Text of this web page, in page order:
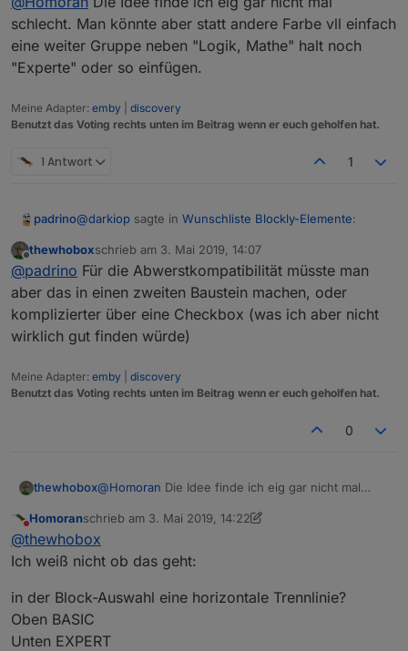
ein Icon oder die Farbe schraffiert (übertrieben!) an
den Block basteln damit ein Einsteiger diese Blöcke
erst einmal meidet?
schlecht. Man könnte aber statt andere Farbe vll einfach
eine weiter Gruppe neben "Logik, Mathe" halt noch
"Experte" oder so einfügen.
Meine Adapter: emby
discovery
Benutzt das Voting rechts unten im Beitrag wenn er euch geholfen hat.
1 Antwort 1
padrino@darkiop sagte in Wunschliste Blockly-Elemente:
@ padrinoOffiziell ist das wohl nicht mehr
Unterstützt - aber meiner Erfahrung nach
funktioniert es wenn der Zeitwerk auf ms steht.
Wenn du dir den JS-Code anschaust, sollte kein
NaN an dieser stehen.
Du meinst, das ging mal?
Hab' mal in den Code geschaut, denke Du hast Recht,
Aus dem
timeout = setTimeout(function () {
müsste sich doch gut ein
timeout = setTimeout(function () {
Vielleicht ja auch ein zusätzlicher Block, der fest auf
Offline
thewhoboxschrieb am 3. Mai 2019, 14:07
zuletzt editiert von
@padrino Für die Abwerstkompatibilität müsste man
aber das in einen zweiten Baustein machen, oder
komplizierter über eine Checkbox (was ich aber nicht
wirklich gut finden würde)
Meine Adapter: emby
discovery
Benutzt das Voting rechts unten im Beitrag wenn er euch geholfen hat.
0
thewhobox@Homoran Die Idee finde ich eig gar nicht mal
einfach eine weiter Gruppe neben "Logik, Mathe"
halt noch "Experte" oder so einfügen.
Nicht stören
Homoranschrieb am 3. Mai 2019, 14:22
zuletzt editiert von Homoran5. März 2019, 16:23
@thewhobox
Ich weiß nicht ob das geht:
in der Block-Auswahl eine horizontale Trennlinie?
Oben BASIC
Unten EXPERT